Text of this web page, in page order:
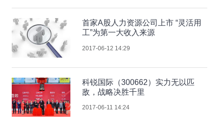
首家A股人力资源公司上市 “灵活用
工”为第一大收入来源
2017-06-12 14:29
科锐国际（300662）实力无以匹
敌，战略决胜千里
2017-06-11 14:24